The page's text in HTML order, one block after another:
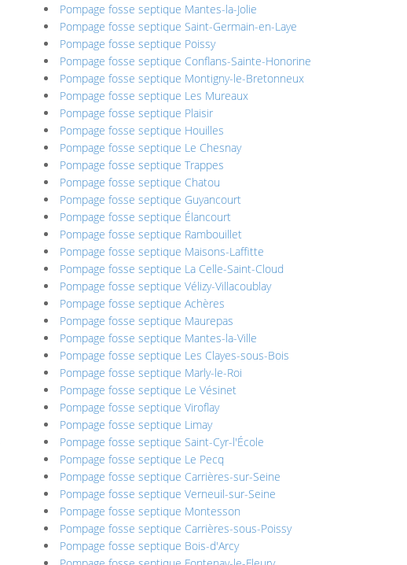
Pompage fosse septique Mantes-la-Jolie
Pompage fosse septique Saint-Germain-en-Laye
Pompage fosse septique Poissy
Pompage fosse septique Conflans-Sainte-Honorine
Pompage fosse septique Montigny-le-Bretonneux
Pompage fosse septique Les Mureaux
Pompage fosse septique Plaisir
Pompage fosse septique Houilles
Pompage fosse septique Le Chesnay
Pompage fosse septique Trappes
Pompage fosse septique Chatou
Pompage fosse septique Guyancourt
Pompage fosse septique Élancourt
Pompage fosse septique Rambouillet
Pompage fosse septique Maisons-Laffitte
Pompage fosse septique La Celle-Saint-Cloud
Pompage fosse septique Vélizy-Villacoublay
Pompage fosse septique Achères
Pompage fosse septique Maurepas
Pompage fosse septique Mantes-la-Ville
Pompage fosse septique Les Clayes-sous-Bois
Pompage fosse septique Marly-le-Roi
Pompage fosse septique Le Vésinet
Pompage fosse septique Viroflay
Pompage fosse septique Limay
Pompage fosse septique Saint-Cyr-l'École
Pompage fosse septique Le Pecq
Pompage fosse septique Carrières-sur-Seine
Pompage fosse septique Verneuil-sur-Seine
Pompage fosse septique Montesson
Pompage fosse septique Carrières-sous-Poissy
Pompage fosse septique Bois-d'Arcy